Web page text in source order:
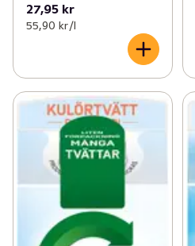
27,95 kr
55,90 kr /l